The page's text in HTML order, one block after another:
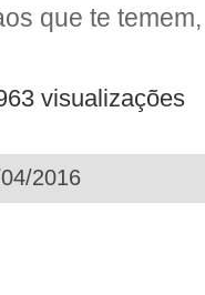
que te
visualizações
2016